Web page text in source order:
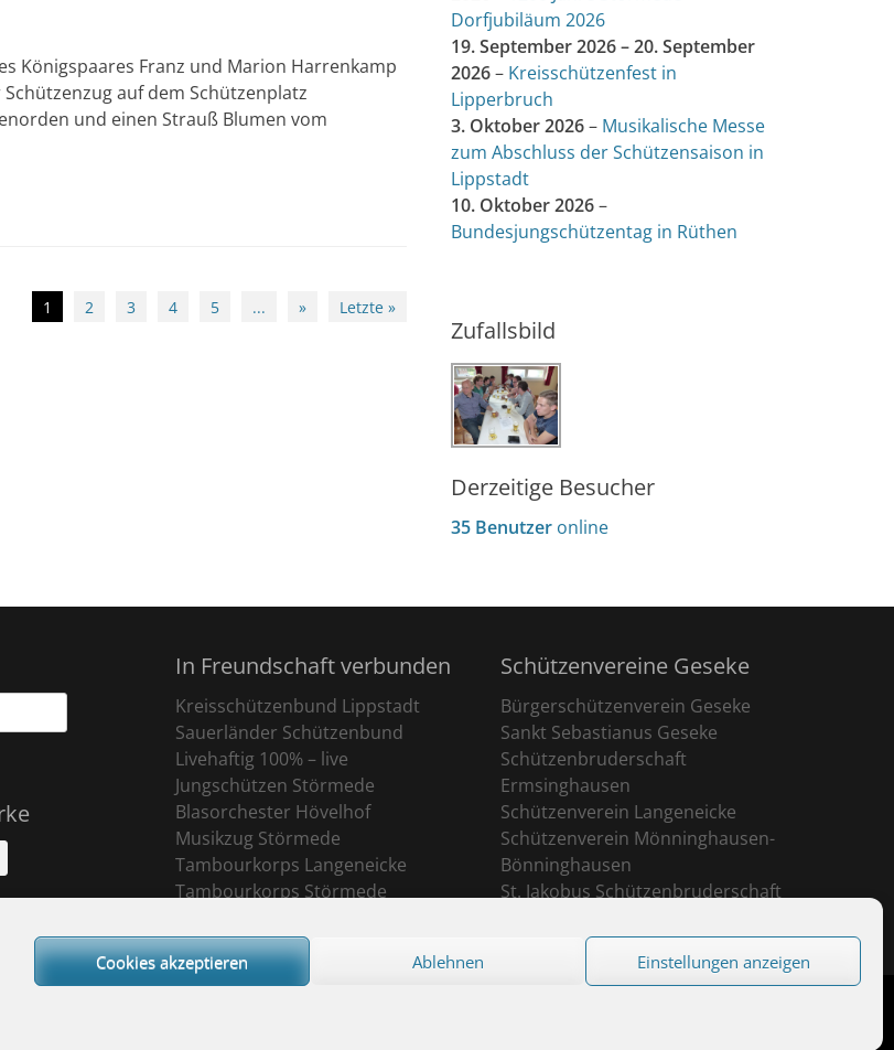
Cookies akzeptieren Ablehnen Einstellungen anzeigen
Königspaares Franz und Marion Harrenkamp
auf dem Schützenplatz
und einen Strauß Blumen vom
1 2 3 4 5 ... » Letzte »
Dorfjubiläum 2026
19. September 2026–20. September
2026– Kreisschützenfest in
Lipperbruch
3. Oktober 2026– Musikalische Messe
zum Abschluss der Schützensaison in
Lippstadt
10. Oktober 2026–
Bundesjungschützentag in Rüthen
Zufallsbild
Derzeitige Besucher
35 Benutzer online
In Freundschaft verbunden
Kreisschützenbund Lippstadt
Sauerländer Schützenbund
Livehaftig 100% – live
Jungschützen Störmede
Blasorchester Hövelhof
Musikzug Störmede
Tambourkorps Langeneicke
Tambourkorps Störmede
Schützenvereine Geseke
Bürgerschützenverein Geseke
Sankt Sebastianus Geseke
Schützenbruderschaft
Ermsinghausen
Schützenverein Langeneicke
Schützenverein Mönninghausen-
Bönninghausen
St. Jakobus Schützenbruderschaft